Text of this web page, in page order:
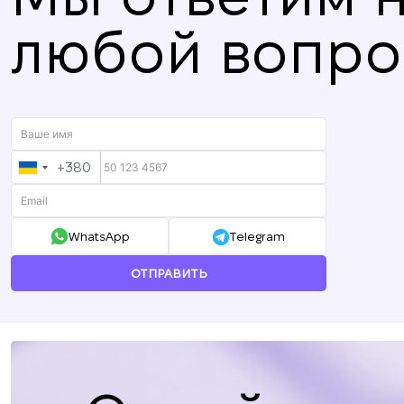
любой
UKRAINE
+380
+380
WhatsApp Telegram
ОТПРАВИТЬ